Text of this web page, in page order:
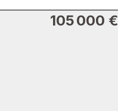
105 000 €